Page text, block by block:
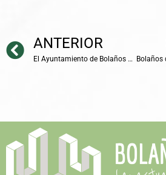
ANTERIOR
El Ayuntamiento de Bolaños apuesta firmemente por la continuidad de la prestación del servicio de la Escuela Infantil “Mundo Mágico”